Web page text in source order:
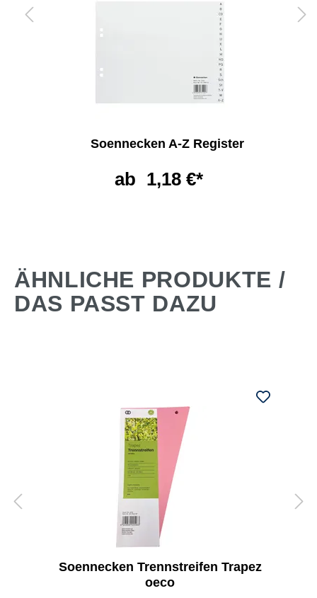
Soennecken A-Z Register
ab 1,18 €*
ÄHNLICHE PRODUKTE /
DAS PASST DAZU
Soennecken Trennstreifen Trapez
oeco